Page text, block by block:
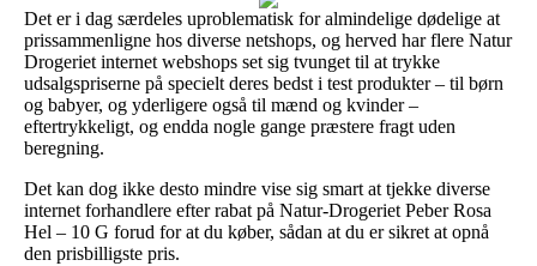
Det er i dag særdeles uproblematisk for almindelige dødelige at
prissammenligne hos diverse netshops, og herved har flere Natur
Drogeriet internet webshops set sig tvunget til at trykke
udsalgspriserne på specielt deres bedst i test produkter – til børn
og babyer, og yderligere også til mænd og kvinder –
eftertrykkeligt, og endda nogle gange præstere fragt uden
beregning.
Det kan dog ikke desto mindre vise sig smart at tjekke diverse
internet forhandlere efter rabat på Natur-Drogeriet Peber Rosa
Hel – 10 G forud for at du køber, sådan at du er sikret at opnå
den prisbilligste pris.